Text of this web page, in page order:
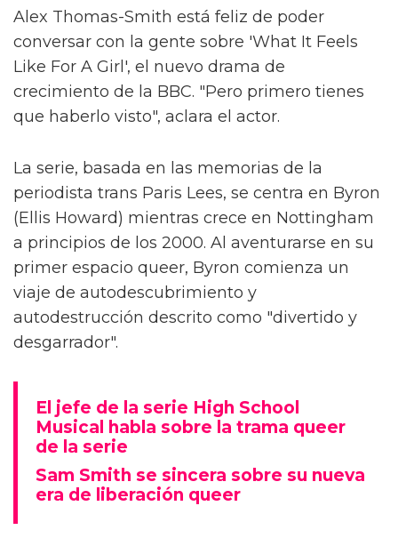
Alex Thomas-Smith está feliz de poder
conversar con la gente sobre 'What It Feels
Like For A Girl', el nuevo drama de
crecimiento de la BBC. "Pero primero tienes
que haberlo visto", aclara el actor.
La serie, basada en las memorias de la
periodista trans Paris Lees, se centra en Byron
(Ellis Howard) mientras crece en Nottingham
a principios de los 2000. Al aventurarse en su
primer espacio queer, Byron comienza un
viaje de autodescubrimiento y
autodestrucción descrito como "divertido y
desgarrador".
El jefe de la serie High School
Musical habla sobre la trama queer
de la serie
Sam Smith se sincera sobre su nueva
era de liberación queer